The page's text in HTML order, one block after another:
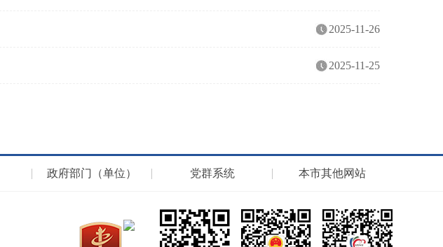
2025-11-26
2025-11-25
政府部门（单位） 党群系统 本市其他网站